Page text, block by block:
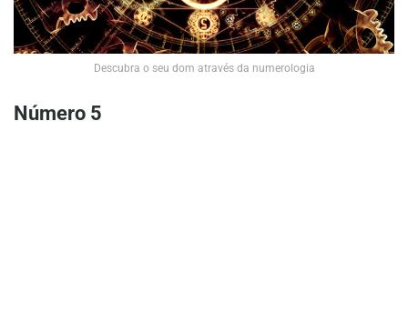
Descubra o seu dom através da numerologia
Número 5